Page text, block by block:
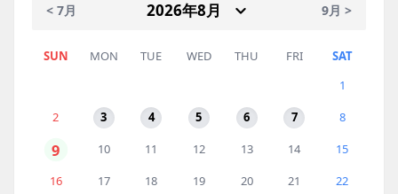
< 7月 9月 >
SUN MON TUE WED THU FRI
SAT
1
2
3 4 5 6 7 8
9 10 11 12 13 14
15
16
17 18 19 20 21
22